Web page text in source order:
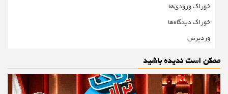
خوراک ورودی‌ها
خوراک دیدگاه‌ها
وردپرس
ممکن است ندیده باشید